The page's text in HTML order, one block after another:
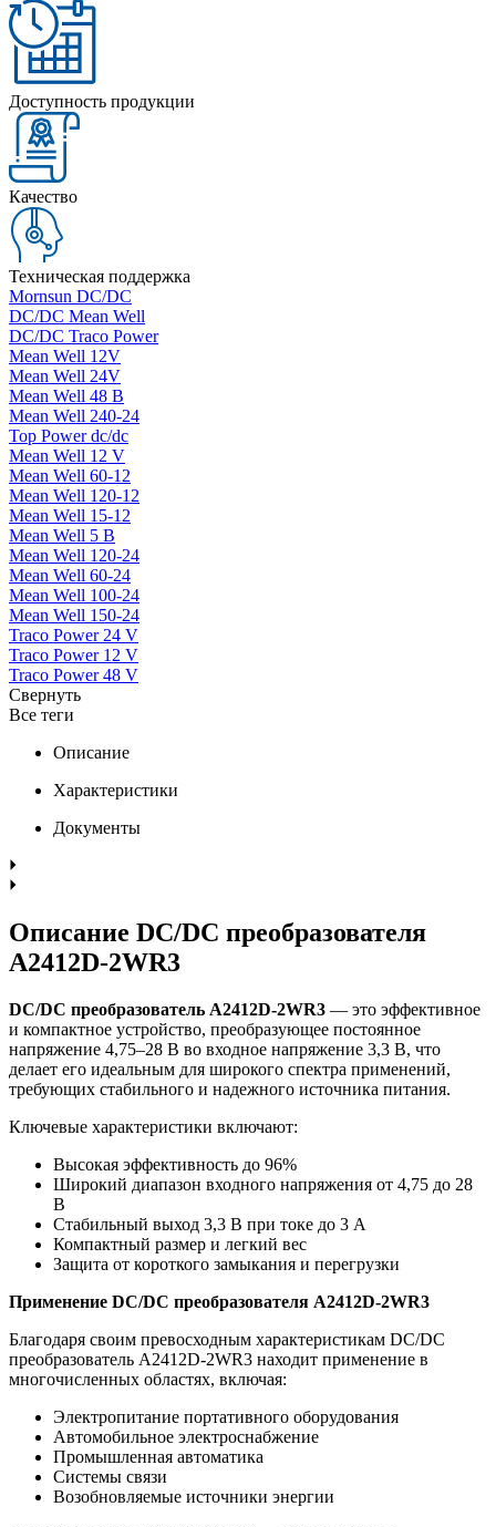
Доступность продукции
Качество
Техническая поддержка
Mornsun DC/DC
DC/DC Mean Well
DC/DC Traco Power
Mean Well 12V
Mean Well 24V
Mean Well 48 В
Mean Well 240-24
Top Power dc/dc
Mean Well 12 V
Mean Well 60-12
Mean Well 120-12
Mean Well 15-12
Mean Well 5 В
Mean Well 120-24
Mean Well 60-24
Mean Well 100-24
Mean Well 150-24
Traco Power 24 V
Traco Power 12 V
Traco Power 48 V
Свернуть
Все теги
Описание
Характеристики
Документы
Описание DC/DC преобразователя
A2412D-2WR3
DC/DC преобразователь A2412D-2WR3 — это эффективное
и компактное устройство, преобразующее постоянное
напряжение 4,75–28 В во входное напряжение 3,3 В, что
делает его идеальным для широкого спектра применений,
требующих стабильного и надежного источника питания.
Ключевые характеристики включают:
Высокая эффективность до 96%
Широкий диапазон входного напряжения от 4,75 до 28
В
Стабильный выход 3,3 В при токе до 3 А
Компактный размер и легкий вес
Защита от короткого замыкания и перегрузки
Применение DC/DC преобразователя A2412D-2WR3
Благодаря своим превосходным характеристикам DC/DC
преобразователь A2412D-2WR3 находит применение в
многочисленных областях, включая:
Электропитание портативного оборудования
Автомобильное электроснабжение
Промышленная автоматика
Системы связи
Возобновляемые источники энергии